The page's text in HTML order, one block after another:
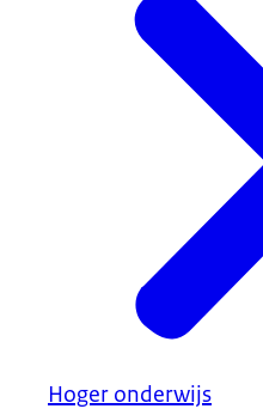
Hoger onderwijs